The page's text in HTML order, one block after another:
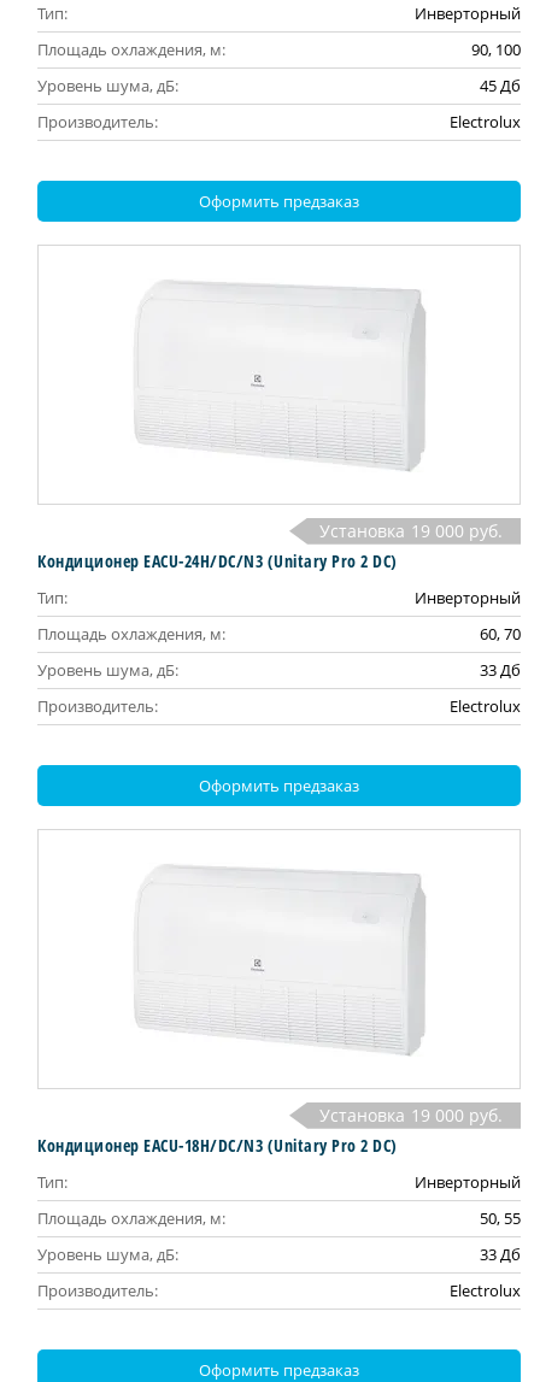
Тип:
Инверторный
Площадь охлаждения, м:
90, 100
Уровень шума, дБ:
45 Дб
Производитель:
Electrolux
Оформить предзаказ
Установка 19 000 руб.
Кондиционер EACU-24H/DC/N3 (Unitary Pro 2 DC)
Тип:
Инверторный
Площадь охлаждения, м:
60, 70
Уровень шума, дБ:
33 Дб
Производитель:
Electrolux
Оформить предзаказ
Установка 19 000 руб.
Кондиционер EACU-18H/DC/N3 (Unitary Pro 2 DC)
Тип:
Инверторный
Площадь охлаждения, м:
50, 55
Уровень шума, дБ:
33 Дб
Производитель:
Electrolux
Оформить предзаказ